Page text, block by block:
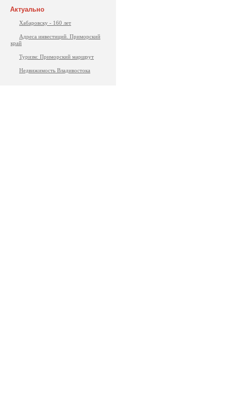
Актуально
Хабаровску - 160 лет
Адреса инвестиций. Приморский
край
Туризм: Приморский маршрут
Недвижимость Владивостока